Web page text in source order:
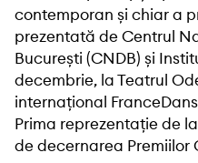
contemporan și chiar a
prezentată de Centrul
București (CNDB) și
decembrie, la Teatrul
internațional
Prima reprezentație de
de decernarea Premiilor